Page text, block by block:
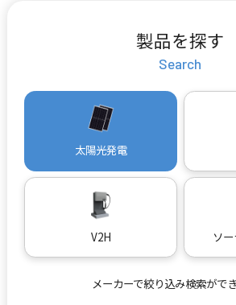
製品を探す
Search
太陽光発電
V2H ソ
メーカーで絞り込み検索ができ